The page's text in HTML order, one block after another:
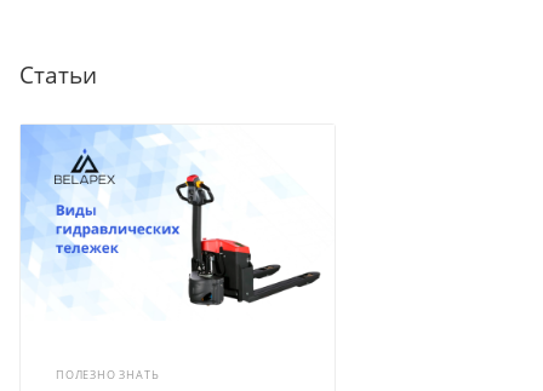
Статьи
ПОЛЕЗНО ЗНАТЬ